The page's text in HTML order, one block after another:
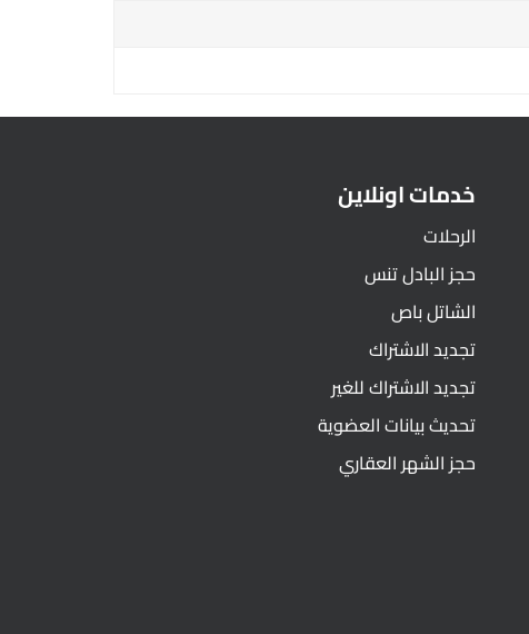
خدمات اونلاين
الرحلات
حجز البادل تنس
الشاتل باص
تجديد الاشتراك
تجديد الاشتراك للغير
تحديث بيانات العضوية
حجز الشهر العقاري